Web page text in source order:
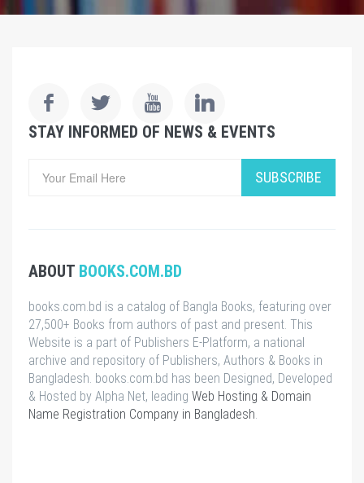
STAY INFORMED OF NEWS & EVENTS
SUBSCRIBE
ABOUT BOOKS.COM.BD
books.com.bd is a catalog of Bangla Books, featuring over
27,500+ Books from authors of past and present. This
Website is a part of Publishers E-Platform, a national
archive and repository of Publishers, Authors & Books in
Bangladesh. books.com.bd has been Designed, Developed
& Hosted by Alpha Net, leading Web Hosting & Domain
Name Registration Company in Bangladesh